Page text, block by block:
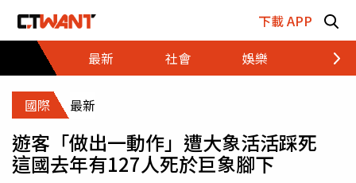
下載 APP
最新
社會 娛樂 財經
國際 最新
遊客「做出一動作」遭大象活活踩死
這國去年有127人死於巨象腳下